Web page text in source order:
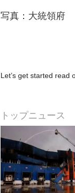
写真：大統領府
Let’s get started read
トップニュース